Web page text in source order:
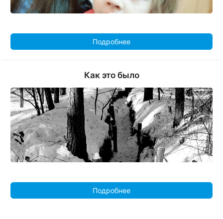
Подробнее
Как это было
Подробнее